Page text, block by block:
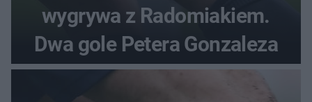
wygrywa z Radomiakiem.
Dwa gole Petera Gonzaleza